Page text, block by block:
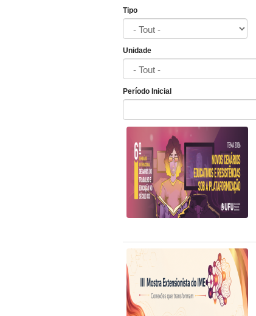
Tipo
Unidade
Período Inicial
Date